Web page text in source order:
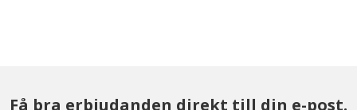
Få bra erbjudanden direkt till din e-post.